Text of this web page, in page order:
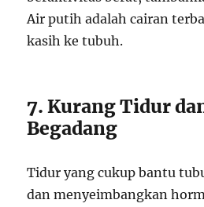
Air putih adalah cairan
kasih ke tubuh.
7. Kurang Tidur
Begadang
Tidur yang cukup bantu
dan menyeimbangkan